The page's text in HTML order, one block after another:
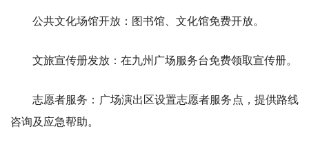
公共文化场馆开放：图书馆、文化馆免费开放。
文旅宣传册发放：在九州广场服务台免费领取宣传册。
志愿者服务：广场演出区设置志愿者服务点，提供路线
咨询及应急帮助。